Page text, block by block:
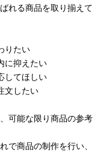
れる商品を取り揃えて
りたい
に抑えたい
してほしい
文したい
可能な限り商品の参考
で商品の制作を行い、